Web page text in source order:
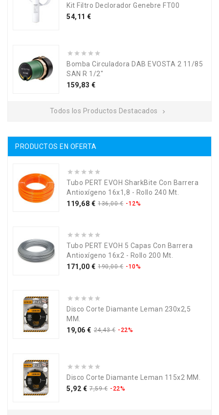
Kit Filtro Declorador Genebre FT00
Precio
54,11 €
Bomba Circuladora DAB EVOSTA 2 11/85
SAN R 1/2"
Precio
159,83 €
Todos los Productos Destacados 
PRODUCTOS EN OFERTA
Tubo PERT EVOH SharkBite Con Barrera
Antioxígeno 16x1,8 - Rollo 240 Mt.
119,68 € 136,00 € -12%
Tubo PERT EVOH 5 Capas Con Barrera
Antioxígeno 16x2 - Rollo 200 Mt.
171,00 € 190,00 € -10%
Disco Corte Diamante Leman 230x2,5
MM.
19,06 € 24,43 € -22%
Disco Corte Diamante Leman 115x2 MM.
5,92 € 7,59 € -22%